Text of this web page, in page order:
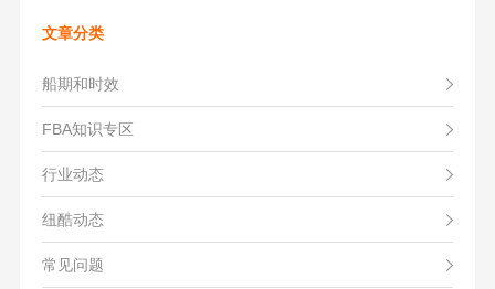
文章分类
船期和时效
FBA知识专区
行业动态
纽酷动态
常见问题